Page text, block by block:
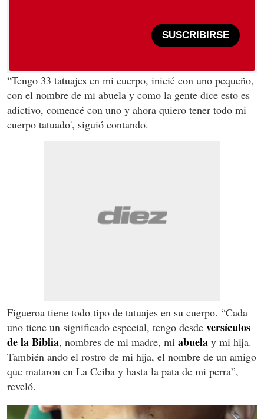
SUSCRIBIRSE
“Tengo 33 tatuajes en mi cuerpo, inicié con uno pequeño,
con el nombre de mi abuela y como la gente dice esto es
adictivo, comencé con uno y ahora quiero tener todo mi
cuerpo tatuado', siguió contando.
Figueroa tiene todo tipo de tatuajes en su cuerpo. “Cada
uno tiene un significado especial, tengo desde versículos
de la Biblia, nombres de mi madre, mi abuela y mi hija.
También ando el rostro de mi hija, el nombre de un amigo
que mataron en La Ceiba y hasta la pata de mi perra”,
reveló.